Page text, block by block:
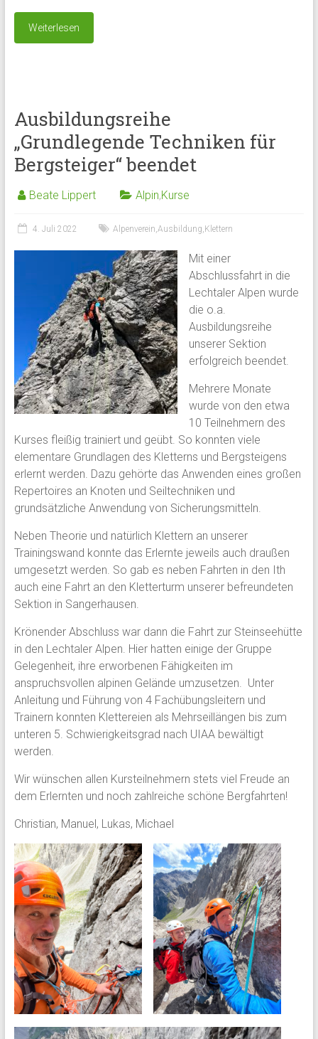
Weiterlesen
Ausbildungsreihe
„Grundlegende Techniken für
Bergsteiger“ beendet
Beate Lippert Alpin,Kurse
4. Juli 2022 Alpenverein Ausbildung Klettern
Mit einer
Abschlussfahrt in die
Lechtaler Alpen wurde
die o.a.
Ausbildungsreihe
unserer Sektion
erfolgreich beendet.
Mehrere Monate
wurde von den etwa
10 Teilnehmern des
Kurses fleißig trainiert und geübt. So konnten viele
elementare Grundlagen des Kletterns und Bergsteigens
erlernt werden. Dazu gehörte das Anwenden eines großen
Repertoires an Knoten und Seiltechniken und
grundsätzliche Anwendung von Sicherungsmitteln.
Neben Theorie und natürlich Klettern an unserer
Trainingswand konnte das Erlernte jeweils auch draußen
umgesetzt werden. So gab es neben Fahrten in den Ith
auch eine Fahrt an den Kletterturm unserer befreundeten
Sektion in Sangerhausen.
Krönender Abschluss war dann die Fahrt zur Steinseehütte
in den Lechtaler Alpen. Hier hatten einige der Gruppe
Gelegenheit, ihre erworbenen Fähigkeiten im
anspruchsvollen alpinen Gelände umzusetzen. Unter
Anleitung und Führung von 4 Fachübungsleitern und
Trainern konnten Klettereien als Mehrseillängen bis zum
unteren 5. Schwierigkeitsgrad nach UIAA bewältigt
werden.
Wir wünschen allen Kursteilnehmern stets viel Freude an
dem Erlernten und noch zahlreiche schöne Bergfahrten!
Christian, Manuel, Lukas, Michael